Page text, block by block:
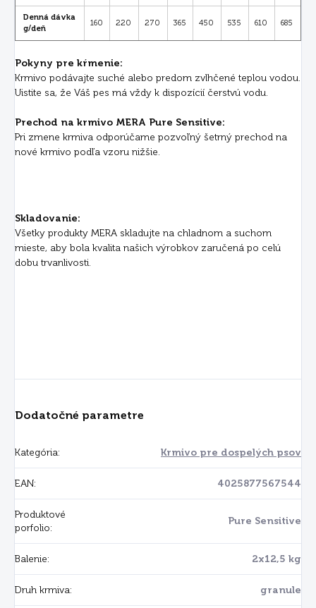
Denná dávka
g/deň
160 220 270 365 450 535 610 685
Pokyny pre kŕmenie:
Krmivo podávajte suché alebo predom zvlhčené teplou vodou.
Uistite sa, že Váš pes má vždy k dispozícií čerstvú vodu.
Prechod na krmivo MERA Pure Sensitive:
Pri zmene krmiva odporúčame pozvoľný šetrný prechod na
nové krmivo podľa vzoru nižšie.
Skladovanie:
Všetky produkty MERA skladujte na chladnom a suchom
mieste, aby bola kvalita našich výrobkov zaručená po celú
dobu trvanlivosti.
Dodatočné parametre
Kategória: Krmivo pre dospelých psov
EAN: 4025877567544
Produktové
porfolio:
Pure Sensitive
Balenie: 2x12,5 kg
Druh krmiva: granule